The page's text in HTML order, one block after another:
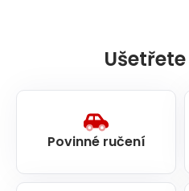
Povinné ručení